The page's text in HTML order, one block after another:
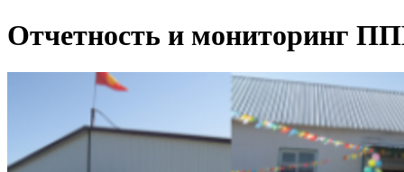
Отчетность и мониторинг